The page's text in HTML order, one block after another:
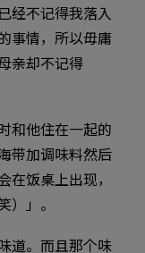
经不记得我落入
事情，所以毋庸
亲却不记得
和他住在一起的
带加调味料然后
饭桌上出现，
）」。
道。而且那个味